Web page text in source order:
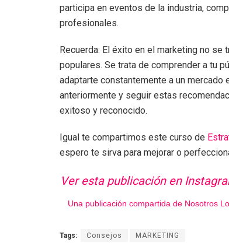
participa en eventos de la industria,
profesionales.
Recuerda: El éxito en el marketing no
populares. Se trata de comprender a tu
adaptarte constantemente a un
anteriormente y seguir estas
exitoso y reconocido.
Igual te compartimos este curso de
espero te sirva para mejorar o
Ver esta publicación en
Una publicación compartida de Nosotros
Tags: Consejos MARKETING